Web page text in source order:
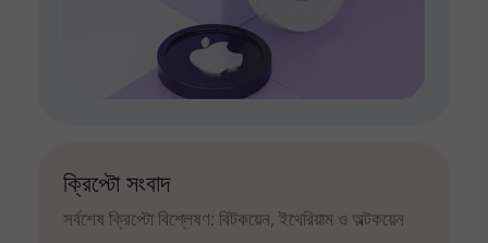
ক্রিপ্টো সংবাদ
সর্বশেষ ক্রিপ্টো বিশ্লেষণ: বিটকয়েন, ইথেরিয়াম ও অল্টকয়েন